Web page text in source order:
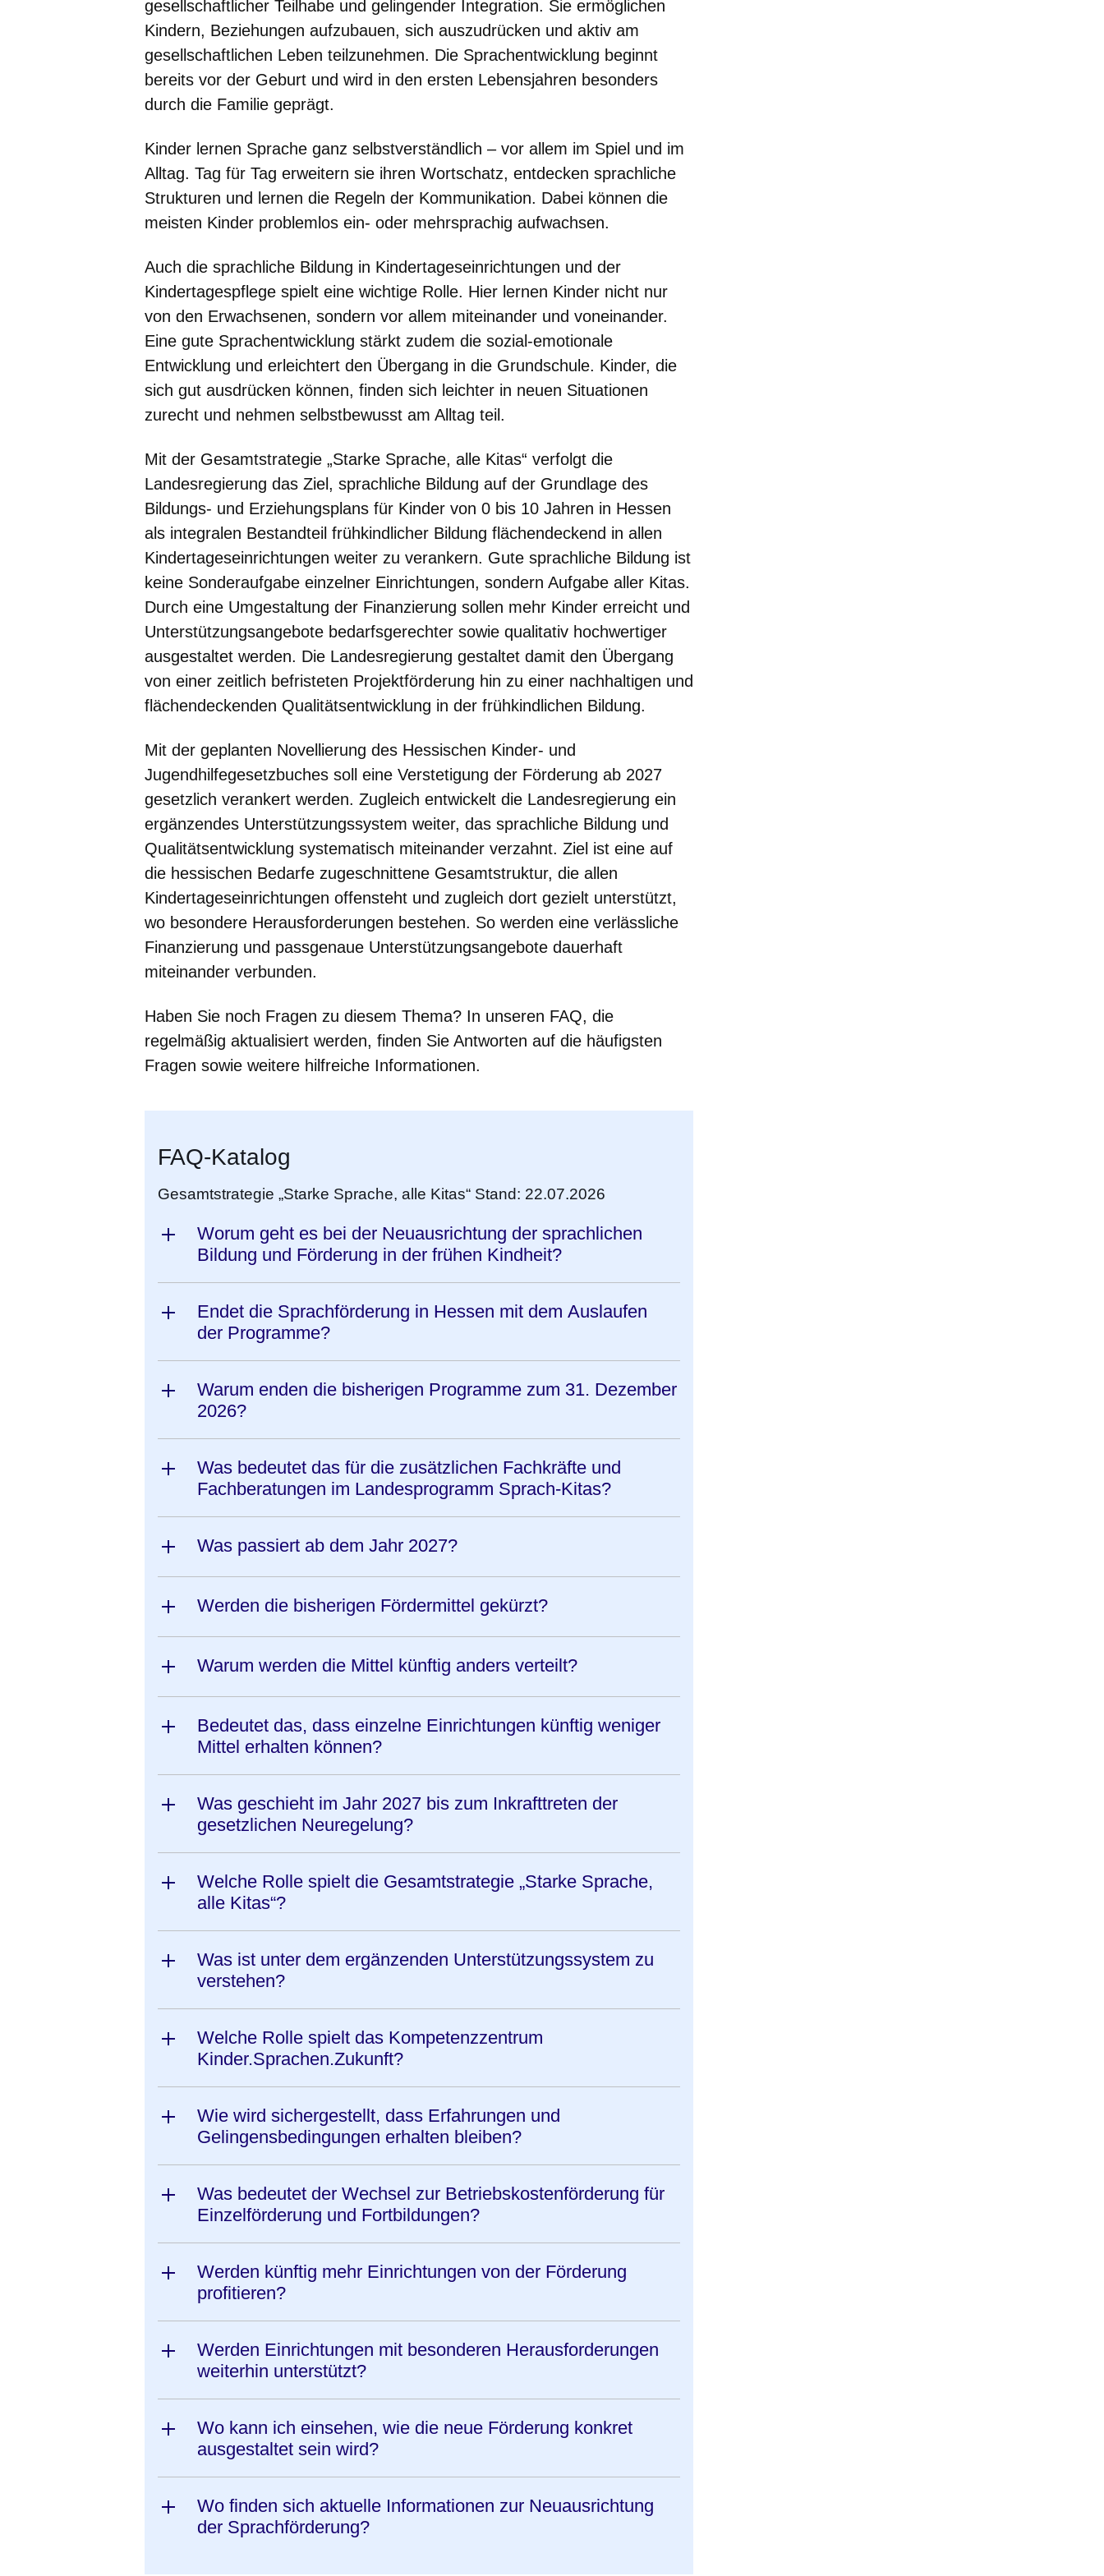
gesellschaftlicher Teilhabe und gelingender Integration. Sie ermöglichen
Kindern, Beziehungen aufzubauen, sich auszudrücken und aktiv am
gesellschaftlichen Leben teilzunehmen. Die Sprachentwicklung beginnt
bereits vor der Geburt und wird in den ersten Lebensjahren besonders
durch die Familie geprägt.
Kinder lernen Sprache ganz selbstverständlich – vor allem im Spiel und im
Alltag. Tag für Tag erweitern sie ihren Wortschatz, entdecken sprachliche
Strukturen und lernen die Regeln der Kommunikation. Dabei können die
meisten Kinder problemlos ein- oder mehrsprachig aufwachsen.
Auch die sprachliche Bildung in Kindertageseinrichtungen und der
Kindertagespflege spielt eine wichtige Rolle. Hier lernen Kinder nicht nur
von den Erwachsenen, sondern vor allem miteinander und voneinander.
Eine gute Sprachentwicklung stärkt zudem die sozial-emotionale
Entwicklung und erleichtert den Übergang in die Grundschule. Kinder, die
sich gut ausdrücken können, finden sich leichter in neuen Situationen
zurecht und nehmen selbstbewusst am Alltag teil.
Mit der Gesamtstrategie „Starke Sprache, alle Kitas“ verfolgt die
Landesregierung das Ziel, sprachliche Bildung auf der Grundlage des
Bildungs- und Erziehungsplans für Kinder von 0 bis 10 Jahren in Hessen
als integralen Bestandteil frühkindlicher Bildung flächendeckend in allen
Kindertageseinrichtungen weiter zu verankern. Gute sprachliche Bildung ist
keine Sonderaufgabe einzelner Einrichtungen, sondern Aufgabe aller Kitas.
Durch eine Umgestaltung der Finanzierung sollen mehr Kinder erreicht und
Unterstützungsangebote bedarfsgerechter sowie qualitativ hochwertiger
ausgestaltet werden. Die Landesregierung gestaltet damit den Übergang
von einer zeitlich befristeten Projektförderung hin zu einer nachhaltigen und
flächendeckenden Qualitätsentwicklung in der frühkindlichen Bildung.
Mit der geplanten Novellierung des Hessischen Kinder- und
Jugendhilfegesetzbuches soll eine Verstetigung der Förderung ab 2027
gesetzlich verankert werden. Zugleich entwickelt die Landesregierung ein
ergänzendes Unterstützungssystem weiter, das sprachliche Bildung und
Qualitätsentwicklung systematisch miteinander verzahnt. Ziel ist eine auf
die hessischen Bedarfe zugeschnittene Gesamtstruktur, die allen
Kindertageseinrichtungen offensteht und zugleich dort gezielt unterstützt,
wo besondere Herausforderungen bestehen. So werden eine verlässliche
Finanzierung und passgenaue Unterstützungsangebote dauerhaft
miteinander verbunden.
Haben Sie noch Fragen zu diesem Thema? In unseren FAQ, die
regelmäßig aktualisiert werden, finden Sie Antworten auf die häufigsten
Fragen sowie weitere hilfreiche Informationen.
FAQ-Katalog
Gesamtstrategie „Starke Sprache, alle Kitas“ Stand: 22.07.2026
Worum geht es bei der Neuausrichtung der sprachlichen
Bildung und Förderung in der frühen Kindheit?
Endet die Sprachförderung in Hessen mit dem Auslaufen
der Programme?
Warum enden die bisherigen Programme zum 31. Dezember
2026?
Was bedeutet das für die zusätzlichen Fachkräfte und
Fachberatungen im Landesprogramm Sprach-Kitas?
Was passiert ab dem Jahr 2027?
Werden die bisherigen Fördermittel gekürzt?
Warum werden die Mittel künftig anders verteilt?
Bedeutet das, dass einzelne Einrichtungen künftig weniger
Mittel erhalten können?
Was geschieht im Jahr 2027 bis zum Inkrafttreten der
gesetzlichen Neuregelung?
Welche Rolle spielt die Gesamtstrategie „Starke Sprache,
alle Kitas“?
Was ist unter dem ergänzenden Unterstützungssystem zu
verstehen?
Welche Rolle spielt das Kompetenzzentrum
Kinder.Sprachen.Zukunft?
Wie wird sichergestellt, dass Erfahrungen und
Gelingensbedingungen erhalten bleiben?
Was bedeutet der Wechsel zur Betriebskostenförderung für
Einzelförderung und Fortbildungen?
Werden künftig mehr Einrichtungen von der Förderung
profitieren?
Werden Einrichtungen mit besonderen Herausforderungen
weiterhin unterstützt?
Wo kann ich einsehen, wie die neue Förderung konkret
ausgestaltet sein wird?
Wo finden sich aktuelle Informationen zur Neuausrichtung
der Sprachförderung?